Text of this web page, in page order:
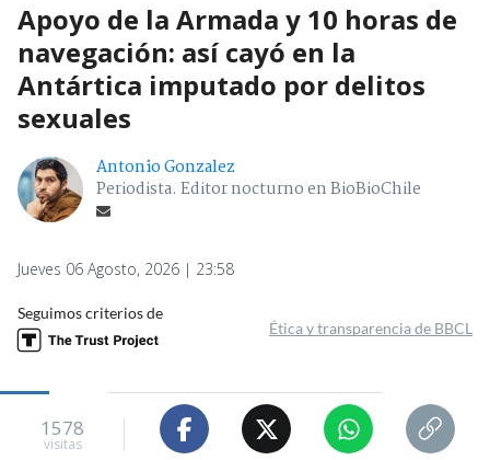
Apoyo de la Armada y 10 horas de
navegación: así cayó en la
Antártica imputado por delitos
sexuales
Antonio Gonzalez
Periodista. Editor nocturno en BioBioChile
Jueves 06 Agosto, 2026 | 23:58
Seguimos criterios de
Ética y transparencia de BBCL
1578
visitas